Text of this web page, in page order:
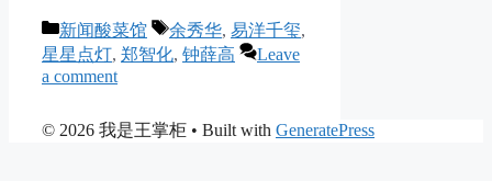
Categories
新闻酸菜馆 Tags
余秀华, 易洋千玺,
星星点灯, 郑智化, 钟薛高
Leave
a comment
© 2026 我是王掌柜 • Built with GeneratePress